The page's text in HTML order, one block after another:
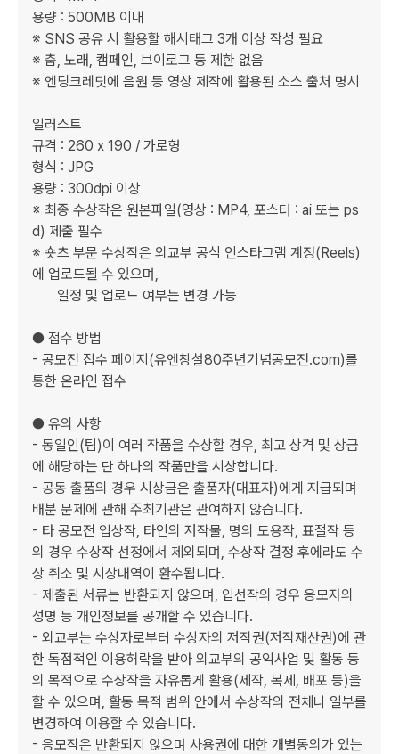
용량 : 500MB 이내
※ SNS 공유 시 활용할 해시태그 3개 이상 작성 필요
※ 춤, 노래, 캠페인, 브이로그 등 제한 없음
※ 엔딩크레딧에 음원 등 영상 제작에 활용된 소스 출처 명시
일러스트
규격 : 260 x 190 / 가로형
형식 : JPG
용량 : 300dpi 이상
※ 최종 수상작은 원본파일(영상 : MP4, 포스터 : ai 또는 ps
d) 제출 필수
※ 숏츠 부문 수상작은 외교부 공식 인스타그램 계정(Reels)
에 업로드될 수 있으며,
● 접수 방법
- 공모전 접수 페이지(유엔창설80주년기념공모전.com)를
통한 온라인 접수
● 유의 사항
- 동일인(팀)이 여러 작품을 수상할 경우, 최고 상격 및 상금
에 해당하는 단 하나의 작품만을 시상합니다.
- 공동 출품의 경우 시상금은 출품자(대표자)에게 지급되며
배분 문제에 관해 주최기관은 관여하지 않습니다.
- 타 공모전 입상작, 타인의 저작물, 명의 도용작, 표절작 등
의 경우 수상작 선정에서 제외되며, 수상작 결정 후에라도 수
상 취소 및 시상내역이 환수됩니다.
- 제출된 서류는 반환되지 않으며, 입선작의 경우 응모자의
성명 등 개인정보를 공개할 수 있습니다.
- 외교부는 수상자로부터 수상자의 저작권(저작재산권)에 관
한 독점적인 이용허락을 받아 외교부의 공익사업 및 활동 등
의 목적으로 수상작을 자유롭게 활용(제작, 복제, 배포 등)을
할 수 있으며, 활동 목적 범위 안에서 수상작의 전체나 일부를
변경하여 이용할 수 있습니다.
- 응모작은 반환되지 않으며 사용권에 대한 개별동의가 있는